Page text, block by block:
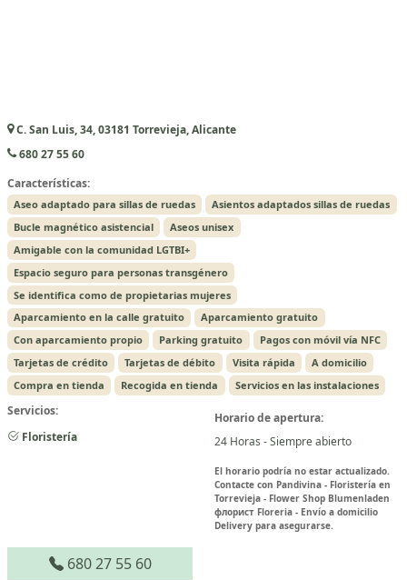
C. San Luis, 34, 03181 Torrevieja, Alicante
680 27 55 60
Características:
Aseo adaptado para sillas de ruedas
Asientos adaptados sillas de ruedas
Bucle magnético asistencial
Aseos unisex
Amigable con la comunidad LGTBI+
Espacio seguro para personas transgénero
Se identifica como de propietarias mujeres
Aparcamiento en la calle gratuito
Aparcamiento gratuito
Con aparcamiento propio
Parking gratuito
Pagos con móvil vía NFC
Tarjetas de crédito
Tarjetas de débito Visita rápida
A domicilio
Compra en tienda
Recogida en tienda Servicios en las instalaciones
Servicios:
Floristería
Horario de apertura:
24 Horas - Siempre abierto
El horario podría no estar actualizado.
Contacte con Pandivina - Floristería en
Torrevieja - Flower Shop Blumenladen
флорист Floreria - Envío a domicilio
Delivery para asegurarse.
680 27 55 60